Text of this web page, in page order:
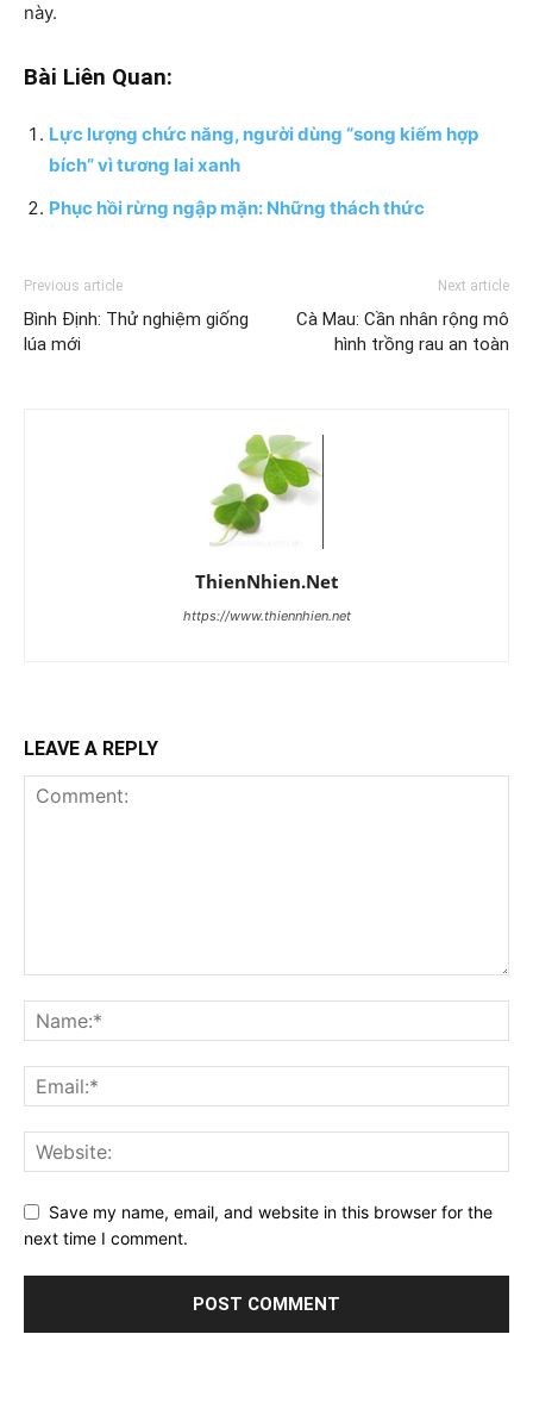
này.
Bài Liên Quan:
Lực lượng chức năng, người dùng “song kiếm hợp
bích” vì tương lai xanh
Phục hồi rừng ngập mặn: Những thách thức
Previous article
Bình Định: Thử nghiệm giống
lúa mới
Next article
Cà Mau: Cần nhân rộng mô
hình trồng rau an toàn
ThienNhien.Net
https://www.thiennhien.net
LEAVE A REPLY
Save my name, email, and website in this browser for the
next time I comment.